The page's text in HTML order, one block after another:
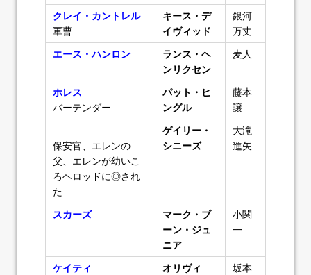
クレイ・カントレル
軍曹
キース・デ
イヴィッド
銀河
万丈
エース・ハンロン
ランス・ヘ
ンリクセン
麦人
ホレス
バーテンダー
パット・ヒ
ングル
藤本
譲
保安官、エレンの
父、エレンが幼いこ
ろヘロッドに◎され
た
ゲイリー・
シニーズ
大滝
進矢
スカーズ
マーク・ブ
ーン・ジュ
ニア
小関
一
ケイティ
オリヴィ
坂本